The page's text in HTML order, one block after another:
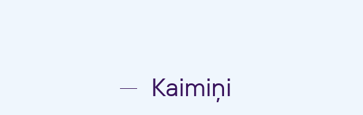
Kaimiņi